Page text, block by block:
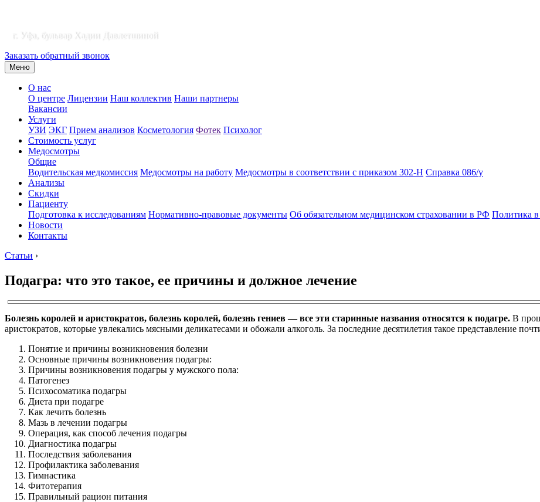
г. Уфа, бульвар Хадии Давлетшиной
Заказать обратный звонок
Меню
О нас
О центре Лицензии Наш коллектив Наши партнеры
Вакансии
Услуги
УЗИ ЭКГ Прием анализов Косметология Фотек Психолог
Стоимость услуг
Медосмотры
Общие
Водительская медкомиссия Медосмотры на работу Медосмотры в соответствии с приказом 302-Н Справка 086/у
Анализы
Скидки
Пациенту
Подготовка к исследованиям Нормативно-правовые документы Об обязательном медицинском страховании в РФ Политика
Новости
Контакты
Статьи ›
Подагра: что это такое, ее причины и должное лечение
Болезнь королей и аристократов, болезнь королей, болезнь гениев — все эти старинные названия относятся к подагре. В
аристократов, которые увлекались мясными деликатесами и обожали алкоголь. За последние десятилетия такое представление
Понятие и причины возникновения болезни
Основные причины возникновения подагры:
Причины возникновения подагры у мужского пола:
Патогенез
Психосоматика подагры
Диета при подагре
Как лечить болезнь
Мазь в лечении подагры
Операция, как способ лечения подагры
Диагностика подагры
Последствия заболевания
Профилактика заболевания
Гимнастика
Фитотерапия
Правильный рацион питания